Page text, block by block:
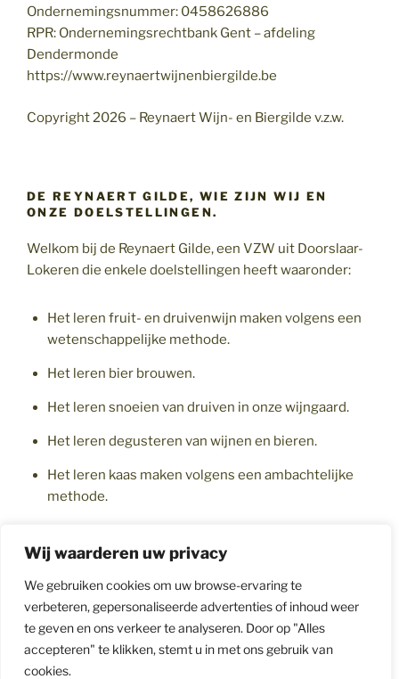
Wij waarderen uw privacy
We gebruiken cookies om uw browse-ervaring te
verbeteren, gepersonaliseerde advertenties of inhoud weer
te geven en ons verkeer te analyseren. Door op "Alles
accepteren" te klikken, stemt u in met ons gebruik van
cookies.
Ondernemingsnummer: 0458626886
RPR: Ondernemingsrechtbank Gent – afdeling
Dendermonde
https://www.reynaertwijnenbiergilde.be
Copyright 2026 – Reynaert Wijn- en Biergilde v.z.w.
DE REYNAERT GILDE, WIE ZIJN WIJ EN
ONZE DOELSTELLINGEN.
Welkom bij de Reynaert Gilde, een VZW uit Doorslaar-
Lokeren die enkele doelstellingen heeft waaronder:
Het leren fruit- en druivenwijn maken volgens een
wetenschappelijke methode.
Het leren bier brouwen.
Het leren snoeien van druiven in onze wijngaard.
Het leren degusteren van wijnen en bieren.
Het leren kaas maken volgens een ambachtelijke
methode.
FacebookWinkel